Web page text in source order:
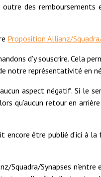
des remboursements
Proposition Allianz/
d’y souscrire. Cela
notre représentativité en
aspect négatif. Si le
qu’aucun retour en
encore être publié d’ici à
Synapses n’entre